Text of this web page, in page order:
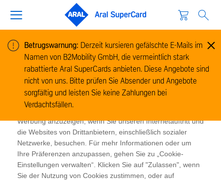
Cookie-Informationen
Wir verwenden Cookies, um Informationen zur Nutzung
unserer Website zu sammeln und zu analysieren und um
das Funktionieren der Website zu ermöglichen. Cookies
Werbung anzuzeigen, wenn Sie unseren Internetauftritt und
die Websites von Drittanbietern, einschließlich sozialer
Netzwerke, besuchen. Für mehr Informationen oder um
Ihre Präferenzen anzupassen, gehen Sie zu „Cookie-
Einstellungen verwalten“. Klicken Sie auf "Zulassen", wenn
Sie der Nutzung von Cookies zustimmen, oder auf
Betrugswarnung: Derzeit kursieren gefälschte E-Mails im
Namen von B2Mobility GmbH, die vermeintlich stark
rabattierte Aral SuperCards anbieten. Diese Angebote sind
nicht von uns. Bitte prüfen Sie Absender und Angebote
sorgfältig und leisten Sie keine Zahlungen bei
Verdachtsfällen.